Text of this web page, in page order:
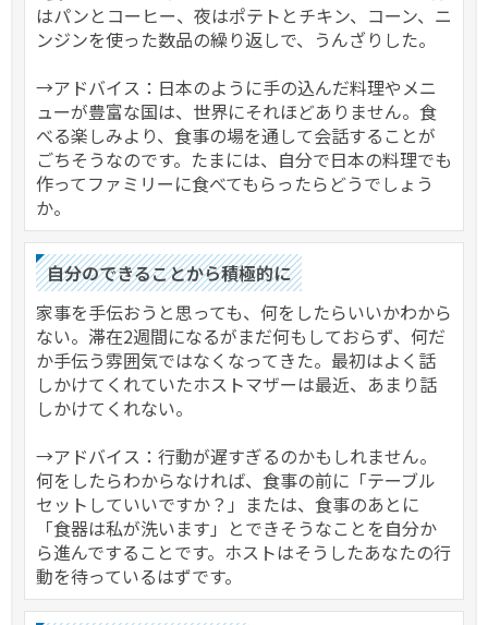
はパンとコーヒー、夜はポテトとチキン、コーン、ニ
ンジンを使った数品の繰り返しで、うんざりした。
→アドバイス：日本のように手の込んだ料理やメニ
ューが豊富な国は、世界にそれほどありません。食
べる楽しみより、食事の場を通して会話することが
ごちそうなのです。たまには、自分で日本の料理でも
作ってファミリーに食べてもらったらどうでしょう
か。
自分のできることから積極的に
家事を手伝おうと思っても、何をしたらいいかわから
ない。滞在2週間になるがまだ何もしておらず、何だ
か手伝う雰囲気ではなくなってきた。最初はよく話
しかけてくれていたホストマザーは最近、あまり話
しかけてくれない。
→アドバイス：行動が遅すぎるのかもしれません。
何をしたらわからなければ、食事の前に「テーブル
セットしていいですか？」または、食事のあとに
「食器は私が洗います」とできそうなことを自分か
ら進んですることです。ホストはそうしたあなたの行
動を待っているはずです。